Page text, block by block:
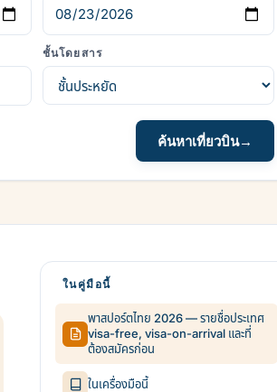
ชั้นโดยสาร
ค้นหาเที่ยวบิน→
ในคู่มือนี้
พาสปอร์ตไทย 2026 — รายชื่อประเทศ
visa-free, visa-on-arrival และที่
ต้องสมัครก่อน
ในเครื่องมือนี้